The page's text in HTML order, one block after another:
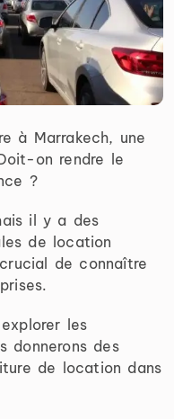
à Marrakech, une
on rendre le
?
il y a des
de location
de connaître
les
donnerons des
de location dans